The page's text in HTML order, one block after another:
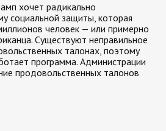
хочет радикально
социальной защиты, которая
человек — или примерно
Существуют неправильное
талонах, поэтому
программа. Администрации
продовольственных талонов